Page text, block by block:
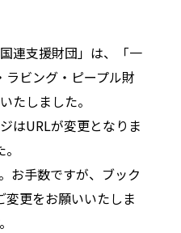
連支援財団」は、「一
ビング・ピープル財
たしました。
はURLが変更となりま
お手数ですが、ブック
更をお願いいたしま